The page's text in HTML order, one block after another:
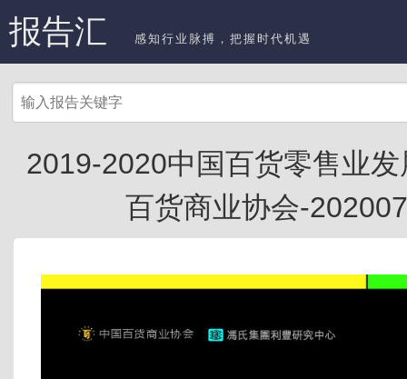
报告汇 感知行业脉搏，把握时代机遇
2019-2020中国百货零售业
百货商业协会-